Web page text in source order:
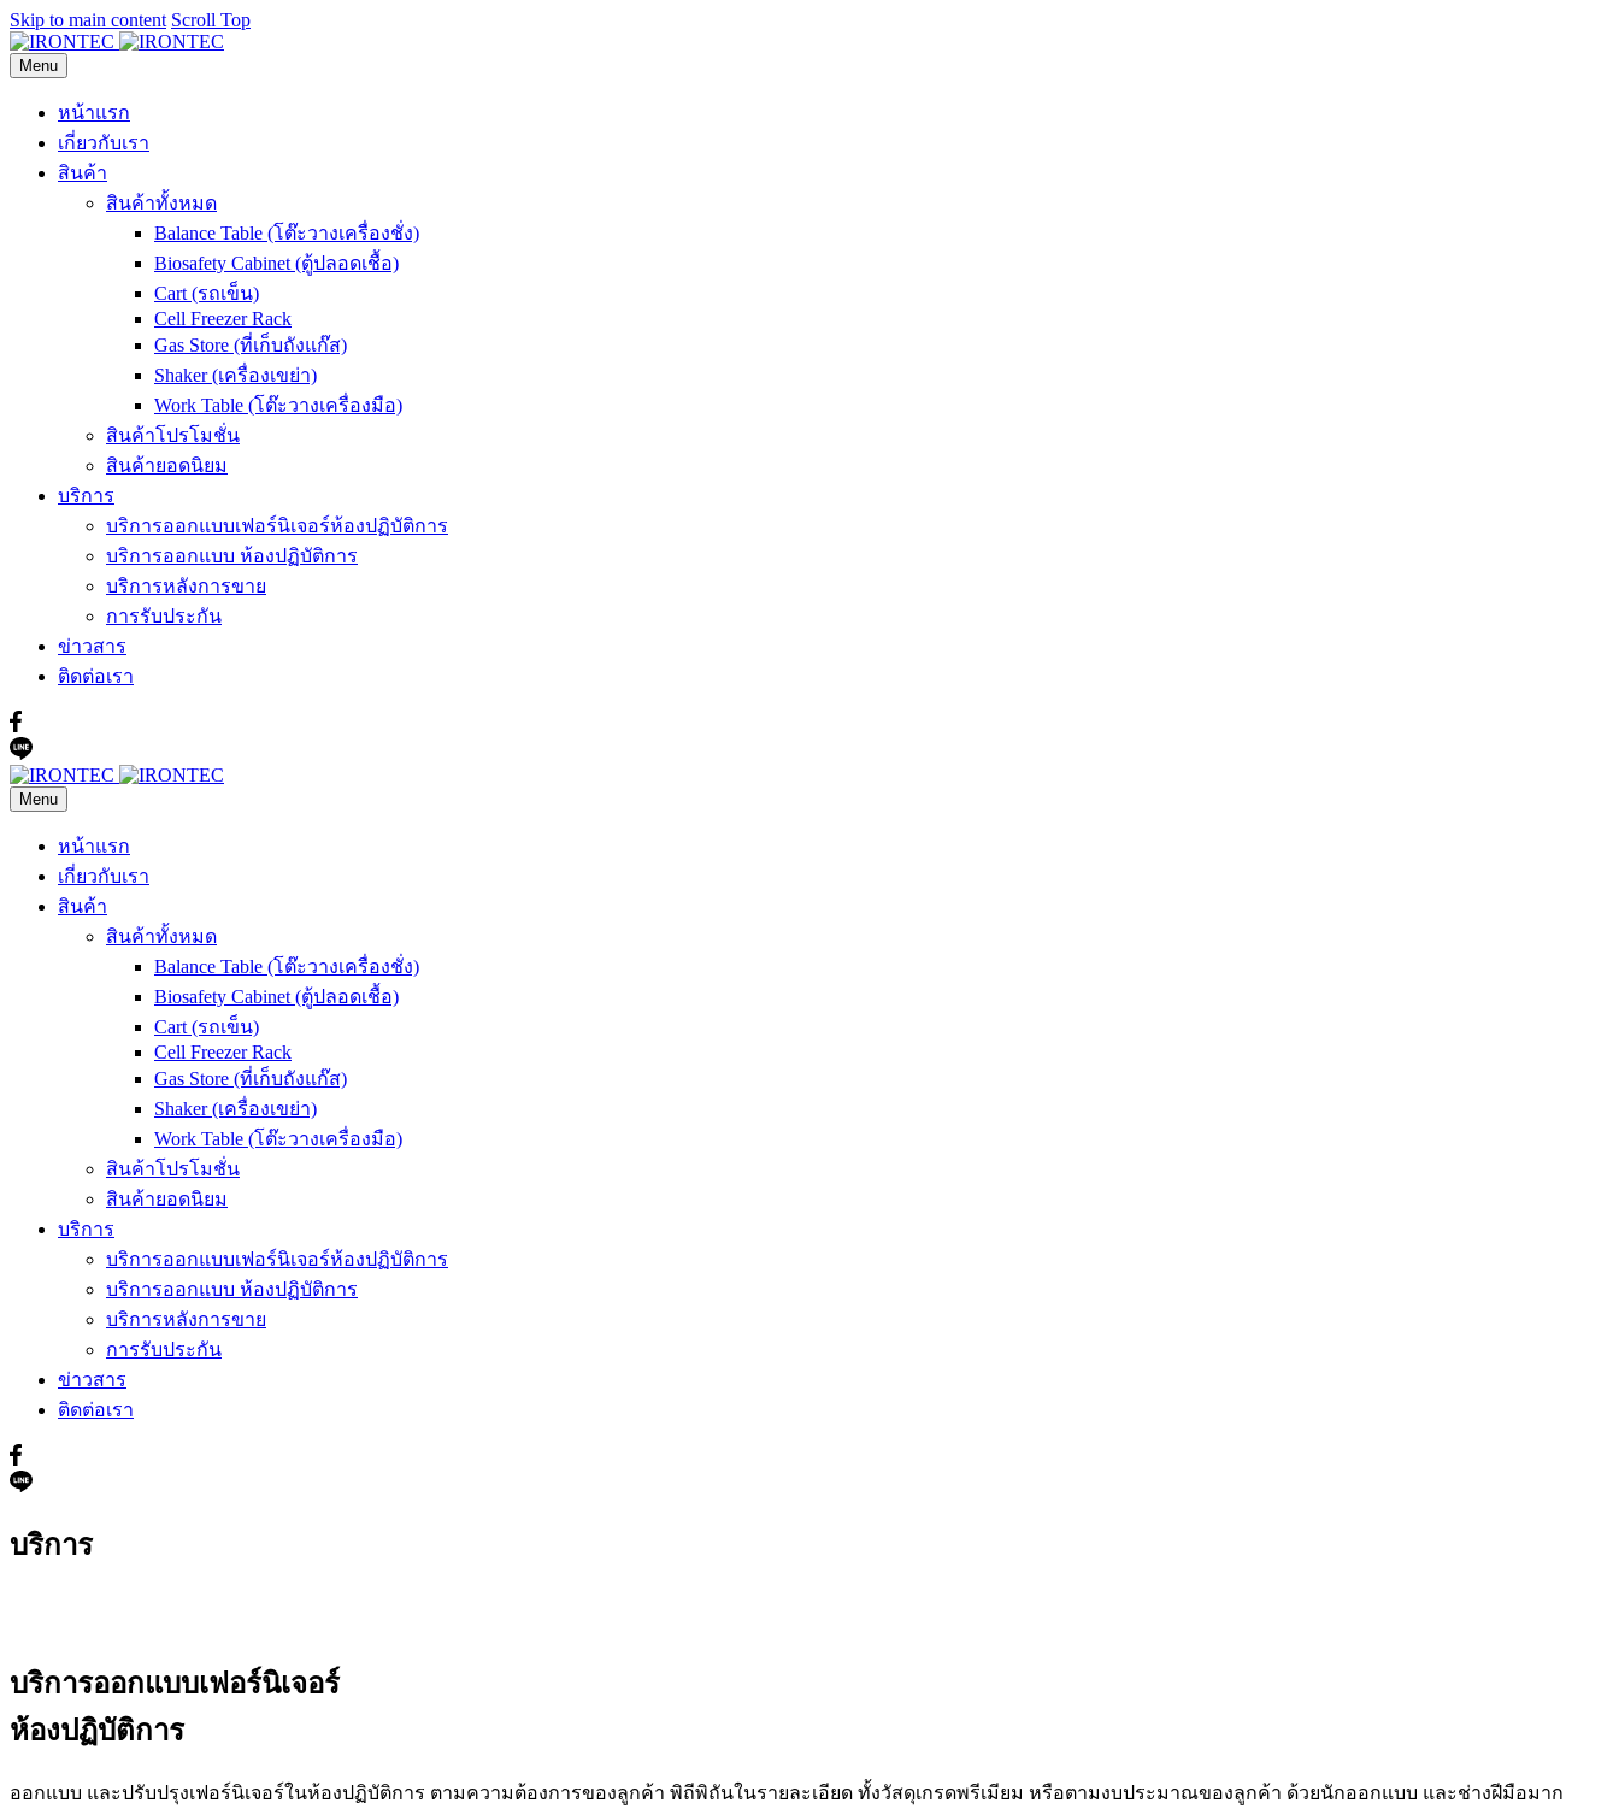
Skip to main content Scroll Top
Menu
หน้าแรก
เกี่ยวกับเรา
สินค้า
สินค้าทั้งหมด
Balance Table (โต๊ะวางเครื่องชั่ง)
Biosafety Cabinet (ตู้ปลอดเชื้อ)
Cart (รถเข็น)
Cell Freezer Rack
Gas Store (ที่เก็บถังแก๊ส)
Shaker (เครื่องเขย่า)
Work Table (โต๊ะวางเครื่องมือ)
สินค้าโปรโมชั่น
สินค้ายอดนิยม
บริการ
บริการออกแบบเฟอร์นิเจอร์ห้องปฏิบัติการ
บริการออกแบบ ห้องปฏิบัติการ
บริการหลังการขาย
การรับประกัน
ข่าวสาร
ติดต่อเรา
Menu
หน้าแรก
เกี่ยวกับเรา
สินค้า
สินค้าทั้งหมด
Balance Table (โต๊ะวางเครื่องชั่ง)
Biosafety Cabinet (ตู้ปลอดเชื้อ)
Cart (รถเข็น)
Cell Freezer Rack
Gas Store (ที่เก็บถังแก๊ส)
Shaker (เครื่องเขย่า)
Work Table (โต๊ะวางเครื่องมือ)
สินค้าโปรโมชั่น
สินค้ายอดนิยม
บริการ
บริการออกแบบเฟอร์นิเจอร์ห้องปฏิบัติการ
บริการออกแบบ ห้องปฏิบัติการ
บริการหลังการขาย
การรับประกัน
ข่าวสาร
ติดต่อเรา
บริการ
บริการออกแบบเฟอร์นิเจอร์
ห้องปฏิบัติการ
ออกแบบ และปรับปรุงเฟอร์นิเจอร์ในห้องปฏิบัติการ ตามความต้องการของลูกค้า พิถีพิถันในรายละเอียด ทั้งวัสดุเกรดพรีเมียม หรือตามงบประมาณของลูกค้า ด้วยนักออกแบบ และช่างฝีมือมาก